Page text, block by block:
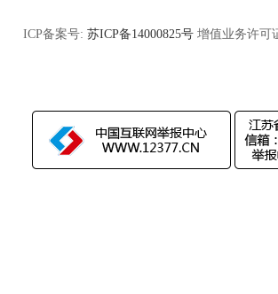
ICP备案号: 苏ICP备14000825号 增值业务许可